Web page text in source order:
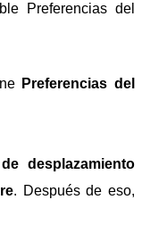
Preferencias del
Preferencias del
desplazamiento
. Después de eso,